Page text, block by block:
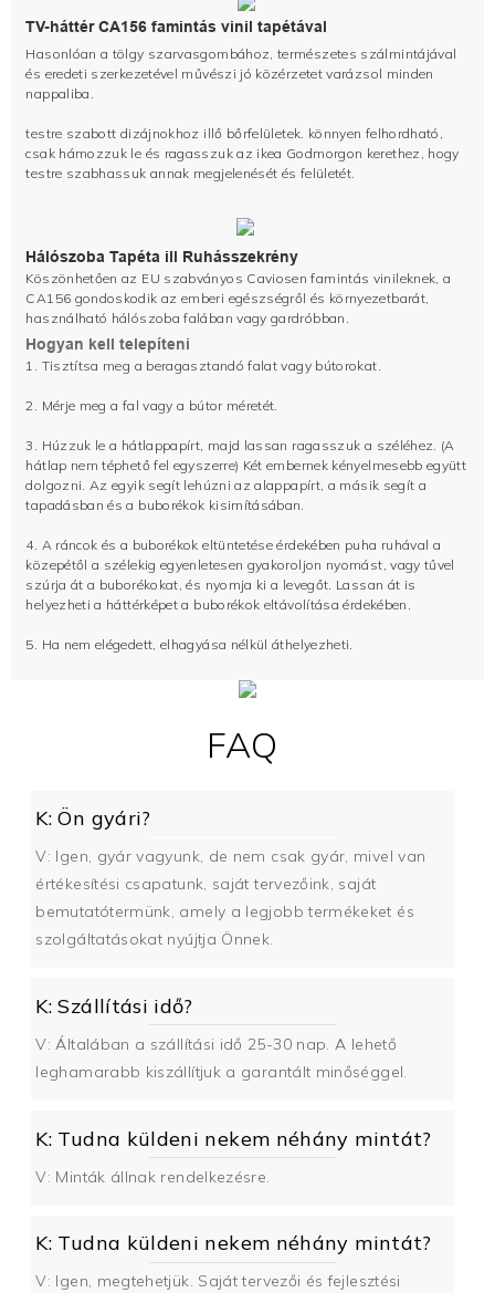
TV-háttér CA156 famintás vinil tapétával
Hasonlóan a tölgy szarvasgombához, természetes szálmintájával
és eredeti szerkezetével művészi jó közérzetet varázsol minden
nappaliba.
testre szabott dizájnokhoz illő bőrfelületek. könnyen felhordható,
csak hámozzuk le és ragasszuk az ikea Godmorgon kerethez, hogy
testre szabhassuk annak megjelenését és felületét.
Hálószoba Tapéta ill Ruhásszekrény
Köszönhetően az EU szabványos Caviosen famintás vinileknek, a
CA156 gondoskodik az emberi egészségről és környezetbarát,
használható hálószoba falában vagy gardróbban.
Hogyan kell telepíteni
1. Tisztítsa meg a beragasztandó falat vagy bútorokat.
2. Mérje meg a fal vagy a bútor méretét.
3. Húzzuk le a hátlappapírt, majd lassan ragasszuk a széléhez. (A
hátlap nem téphető fel egyszerre) Két embernek kényelmesebb együtt
dolgozni. Az egyik segít lehúzni az alappapírt, a másik segít a
tapadásban és a buborékok kisimításában.
4. A ráncok és a buborékok eltüntetése érdekében puha ruhával a
közepétől a szélekig egyenletesen gyakoroljon nyomást, vagy tűvel
szúrja át a buborékokat, és nyomja ki a levegőt. Lassan át is
helyezheti a háttérképet a buborékok eltávolítása érdekében.
5. Ha nem elégedett, elhagyása nélkül áthelyezheti.
FAQ
K: Ön gyári?
V: Igen, gyár vagyunk, de nem csak gyár, mivel van
értékesítési csapatunk, saját tervezőink, saját
bemutatótermünk, amely a legjobb termékeket és
szolgáltatásokat nyújtja Önnek.
K: Szállítási idő?
V: Általában a szállítási idő 25-30 nap. A lehető
leghamarabb kiszállítjuk a garantált minőséggel.
K: Tudna küldeni nekem néhány mintát?
V: Minták állnak rendelkezésre.
K: Tudna küldeni nekem néhány mintát?
V: Igen, megtehetjük. Saját tervezői és fejlesztési